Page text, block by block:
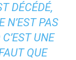
DÉCÉDÉ,
N’EST PAS
UNE
QUE